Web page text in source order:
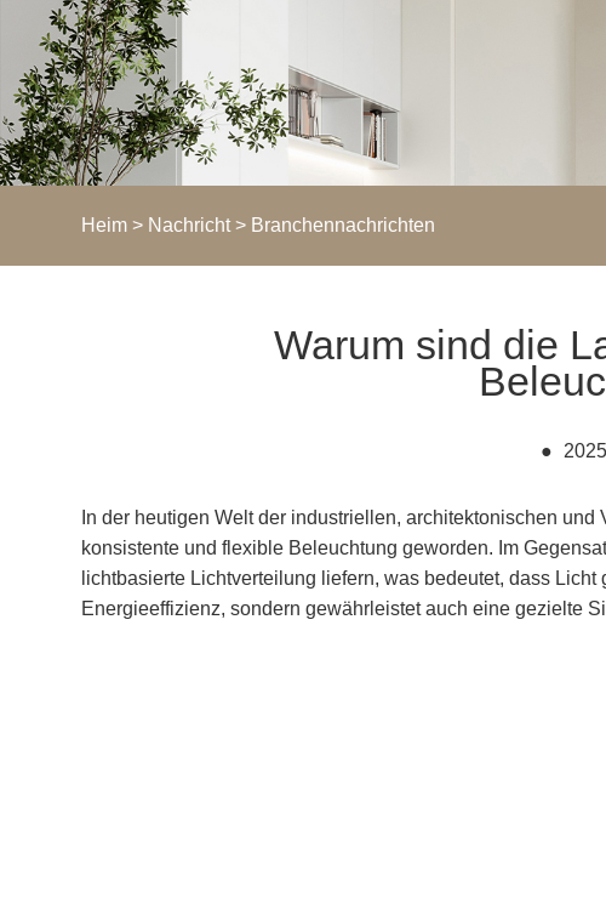
Heim > Nachricht> Branchennachrichten
Warum sind die
●
In der heutigen Welt der industriellen, architektonischen und
konsistente und flexible Beleuchtung geworden. Im
lichtbasierte Lichtverteilung liefern, was bedeutet, dass
Energieeffizienz, sondern gewährleistet auch eine gezielte